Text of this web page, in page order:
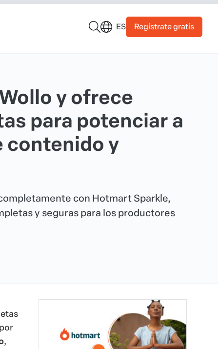
ES Regístrate gratis
y ofrece
para potenciar a
contenido y
con Hotmart Sparkle,
y seguras para los productores
,